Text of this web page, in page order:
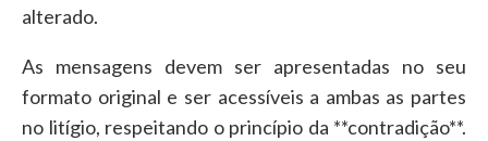
alterado.
As mensagens devem ser apresentadas no seu
formato original e ser acessíveis a ambas as partes
no litígio, respeitando o princípio da **contradição**.